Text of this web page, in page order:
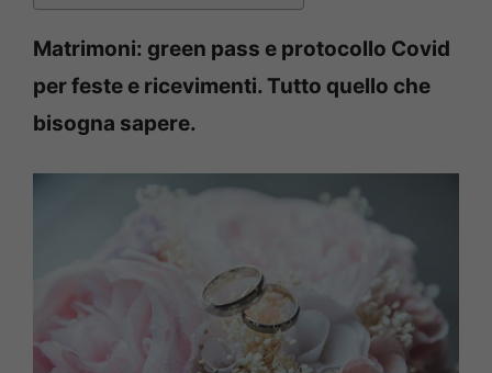
Matrimoni: green pass e protocollo Covid
per feste e ricevimenti. Tutto quello che
bisogna sapere.